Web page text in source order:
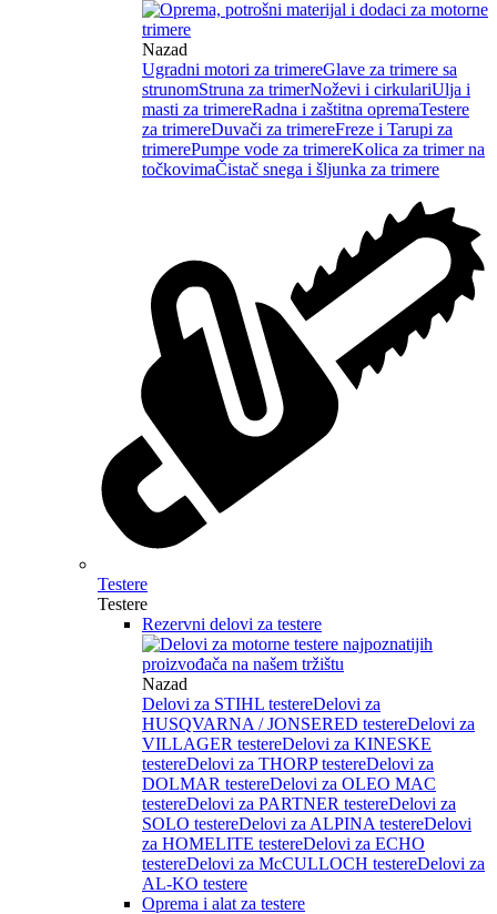
Nazad
Ugradni motori za trimereGlave za trimere sa
strunomStruna za trimerNoževi i cirkulariUlja i
masti za trimereRadna i zaštitna opremaTestere
za trimereDuvači za trimereFreze i Tarupi za
trimerePumpe vode za trimereKolica za trimer na
točkovimaČistač snega i šljunka za trimere
Testere
Testere
Rezervni delovi za testere
Nazad
Delovi za STIHL testereDelovi za
HUSQVARNA / JONSERED testereDelovi za
VILLAGER testereDelovi za KINESKE
testereDelovi za THORP testereDelovi za
DOLMAR testereDelovi za OLEO MAC
testereDelovi za PARTNER testereDelovi za
SOLO testereDelovi za ALPINA testereDelovi
za HOMELITE testereDelovi za ECHO
testereDelovi za McCULLOCH testereDelovi za
AL-KO testere
Oprema i alat za testere